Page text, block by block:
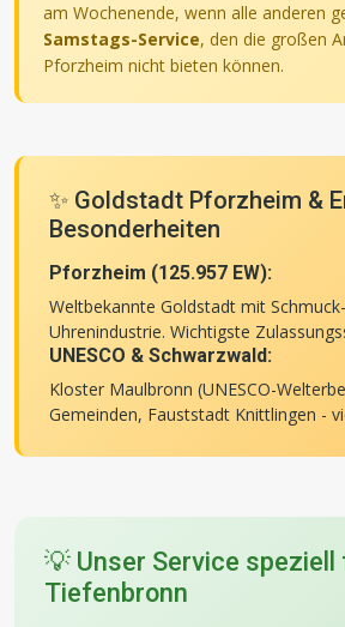
am Wochenende, wenn alle anderen
Samstags-Service, den die großen
Pforzheim nicht bieten können.
✨ Goldstadt Pforzheim &
Besonderheiten
Pforzheim (125.957 EW):
Weltbekannte Goldstadt mit
Uhrenindustrie. Wichtigste
UNESCO & Schwarzwald:
Kloster Maulbronn (UNESCO-
Gemeinden, Fauststadt Knittlingen -
💡 Unser Service speziell
Tiefenbronn